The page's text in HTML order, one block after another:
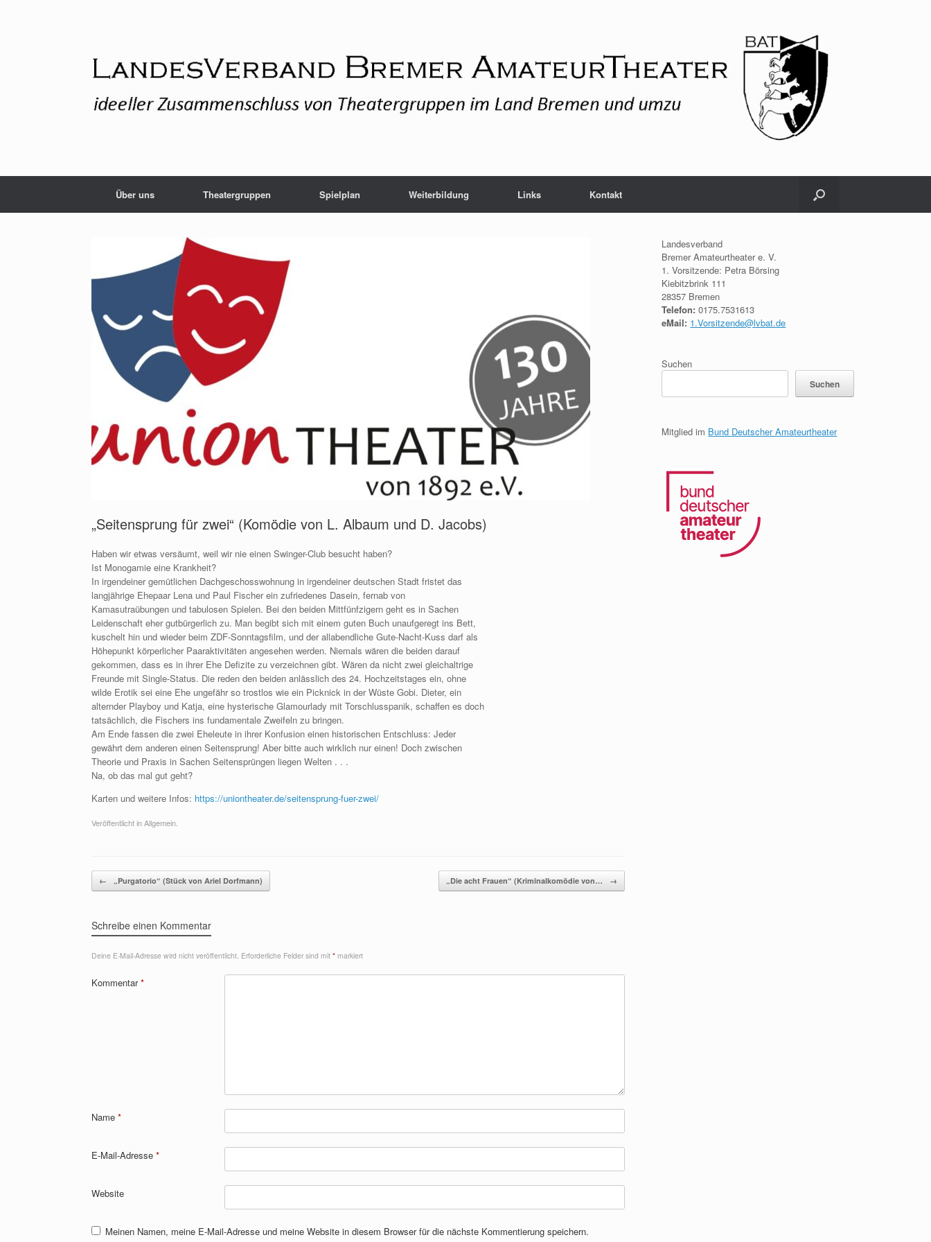
Über uns Theatergruppen Spielplan Weiterbildung Links Kontakt
„Seitensprung für zwei“ (Komödie von L. Albaum und D. Jacobs)
Haben wir etwas versäumt, weil wir nie einen Swinger-Club besucht haben?
Ist Monogamie eine Krankheit?
In irgendeiner gemütlichen Dachgeschosswohnung in irgendeiner deutschen Stadt fristet das
langjährige Ehepaar Lena und Paul Fischer ein zufriedenes Dasein, fernab von
Kamasutraübungen und tabulosen Spielen. Bei den beiden Mittfünfzigern geht es in Sachen
Leidenschaft eher gutbürgerlich zu. Man begibt sich mit einem guten Buch unaufgeregt ins Bett,
kuschelt hin und wieder beim ZDF-Sonntagsfilm, und der allabendliche Gute-Nacht-Kuss darf als
Höhepunkt körperlicher Paaraktivitäten angesehen werden. Niemals wären die beiden darauf
gekommen, dass es in ihrer Ehe Defizite zu verzeichnen gibt. Wären da nicht zwei gleichaltrige
Freunde mit Single-Status. Die reden den beiden anlässlich des 24. Hochzeitstages ein, ohne
wilde Erotik sei eine Ehe ungefähr so trostlos wie ein Picknick in der Wüste Gobi. Dieter, ein
alternder Playboy und Katja, eine hysterische Glamourlady mit Torschlusspanik, schaffen es doch
tatsächlich, die Fischers ins fundamentale Zweifeln zu bringen.
Am Ende fassen die zwei Eheleute in ihrer Konfusion einen historischen Entschluss: Jeder
gewährt dem anderen einen Seitensprung! Aber bitte auch wirklich nur einen! Doch zwischen
Theorie und Praxis in Sachen Seitensprüngen liegen Welten . . .
Na, ob das mal gut geht?
Karten und weitere Infos: https://uniontheater.de/seitensprung-fuer-zwei/
Veröffentlicht in Allgemein.
Beitragsnavigation
← „Purgatorio“ (Stück von Ariel Dorfmann) „Die acht Frauen“ (Kriminalkomödie von… →
Schreibe einen Kommentar
Deine E-Mail-Adresse wird nicht veröffentlicht. Erforderliche Felder sind mit * markiert
Kommentar*
Name *
E-Mail-Adresse *
Website
Meinen Namen, meine E-Mail-Adresse und meine Website in diesem Browser für die nächste Kommentierung speichern.
Landesverband
Bremer Amateurtheater e. V.
1. Vorsitzende: Petra Börsing
Kiebitzbrink 111
28357 Bremen
Telefon: 0175.7531613
eMail: 1.Vorsitzende@lvbat.de
Suchen
Suchen
Mitglied im Bund Deutscher Amateurtheater